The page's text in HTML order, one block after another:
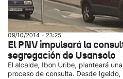
09/10/2014 - 23:25
El PNV impulsará la
segregación de Usansolo
El alcalde, Ibon Uribe, planteará
proceso de consulta. Desde Igeldo,